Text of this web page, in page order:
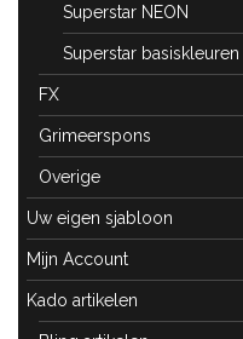
Superstar NEON
Superstar basiskleuren
FX
Grimeerspons
Overige
Uw eigen sjabloon
Mijn Account
Kado artikelen